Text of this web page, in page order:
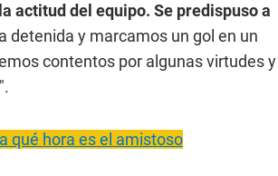
actitud del equipo. Se predispuso a
detenida y marcamos un gol en un
contentos por algunas virtudes y
qué hora es el amistoso